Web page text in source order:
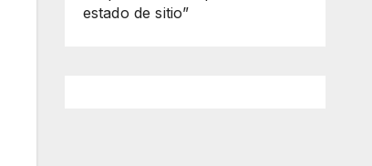
estado de sitio”